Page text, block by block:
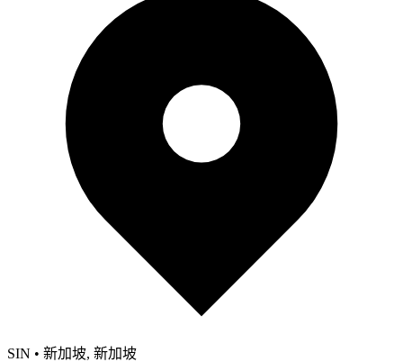
SIN • 新加坡, 新加坡